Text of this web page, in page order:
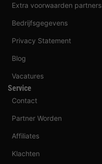
Extra voorwaarden partners
Bedrijfsgegevens
Privacy Statement
Blog
Vacatures
Service
Contact
Partner Worden
Affiliates
Klachten